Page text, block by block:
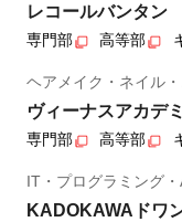
レコールバンタン
専門部 高等部
ヘアメイク・ネイル
ヴィーナスアカデ
専門部 高等部
IT・プログラミング
KADOKAWAドワ